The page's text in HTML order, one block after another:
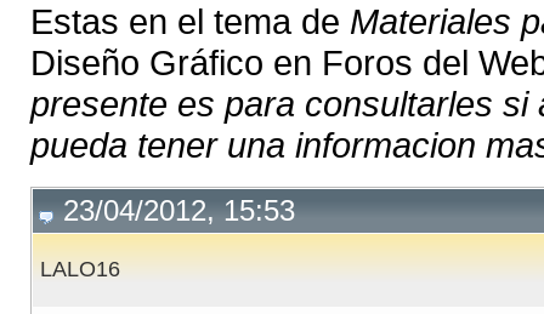
Estas en el tema de Materiales
Diseño Gráfico en Foros del
presente es para consultarles
pueda tener una informacion
23/04/2012, 15:53
LALO16